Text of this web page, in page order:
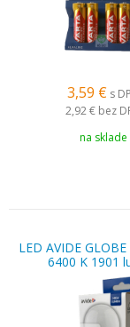
3,59 € s
2,92 € bez
na sklade
LED AVIDE
6400 K 1901